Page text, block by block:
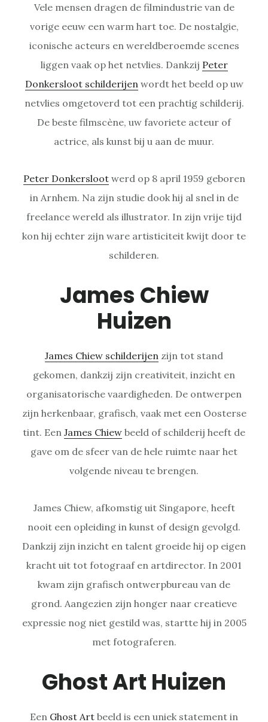
Vele mensen dragen de filmindustrie van de
vorige eeuw een warm hart toe. De nostalgie,
iconische acteurs en wereldberoemde scenes
liggen vaak op het netvlies. Dankzij Peter
Donkersloot schilderijen wordt het beeld op uw
netvlies omgetoverd tot een prachtig schilderij.
De beste filmscène, uw favoriete acteur of
actrice, als kunst bij u aan de muur.
Peter Donkerslootwerd op 8 april 1959 geboren
in Arnhem. Na zijn studie dook hij al snel in de
freelance wereld als illustrator. In zijn vrije tijd
kon hij echter zijn ware artisticiteit kwijt door te
schilderen.
James Chiew
Huizen
James Chiew schilderijen zijn tot stand
gekomen, dankzij zijn creativiteit, inzicht en
organisatorische vaardigheden. De ontwerpen
zijn herkenbaar, grafisch, vaak met een Oosterse
tint. Een James Chiew beeld of schilderij heeft de
gave om de sfeer van de hele ruimte naar het
volgende niveau te brengen.
James Chiew, afkomstig uit Singapore, heeft
nooit een opleiding in kunst of design gevolgd.
Dankzij zijn inzicht en talent groeide hij op eigen
kracht uit tot fotograaf en artdirector. In 2001
kwam zijn grafisch ontwerpbureau van de
grond. Aangezien zijn honger naar creatieve
expressie nog niet gestild was, startte hij in 2005
met fotograferen.
Ghost Art Huizen
Een Ghost Art beeld is een uniek statement in